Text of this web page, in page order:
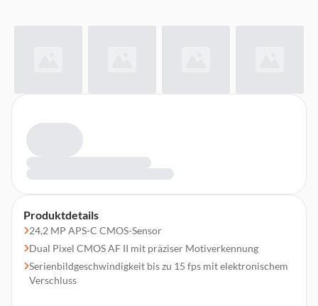
Produktdetails
24,2 MP APS-C CMOS-Sensor
Dual Pixel CMOS AF II mit präziser Motiverkennung
Serienbildgeschwindigkeit bis zu 15 fps mit elektronischem
Verschluss